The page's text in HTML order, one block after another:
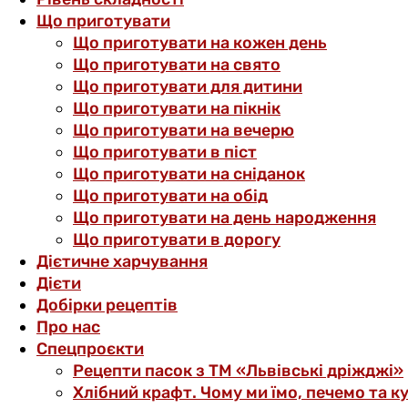
Що приготувати
Що приготувати на кожен день
Що приготувати на свято
Що приготувати для дитини
Що приготувати на пікнік
Що приготувати на вечерю
Що приготувати в піст
Що приготувати на сніданок
Що приготувати на обід
Що приготувати на день народження
Що приготувати в дорогу
Дієтичне харчування
Дієти
Добірки рецептів
Про нас
Спецпроєкти
Рецепти пасок з ТМ «Львівські дріжджі»
Хлібний крафт. Чому ми їмо, печемо та